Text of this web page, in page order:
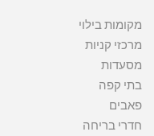
מקומות בילוי
מרכזי קניות
מסעדות
בתי קפה
פאבים
חדרי בריחה